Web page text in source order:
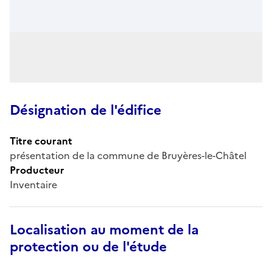
Désignation de l'édifice
Titre courant
présentation de la commune de Bruyères-le-Châtel
Producteur
Inventaire
Localisation au moment de la
protection ou de l'étude